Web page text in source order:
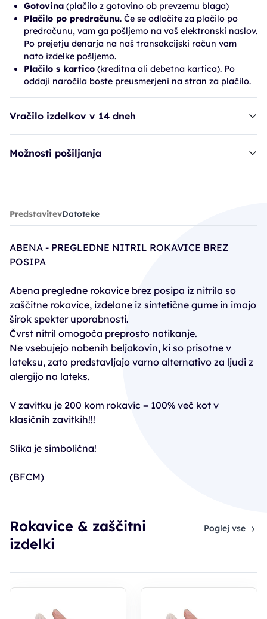
Gotovina (plačilo z gotovino ob prevzemu blaga)
Plačilo po predračunu. Če se odločite za plačilo po
predračunu, vam ga pošljemo na vaš elektronski naslov.
Po prejetju denarja na naš transakcijski račun vam
nato izdelke pošljemo.
Plačilo s kartico (kreditna ali debetna kartica). Po
oddaji naročila boste preusmerjeni na stran za plačilo.
Vračilo izdelkov v 14 dneh
Možnosti pošiljanja
rokavice ABE nitril, modre - XS (5-6) VP
10,42€
13,90€
PredstavitevDatoteke
ABENA - PREGLEDNE NITRIL ROKAVICE BREZ
POSIPA
Abena pregledne rokavice brez posipa iz nitrila so
zaščitne rokavice, izdelane iz sintetične gume in imajo
širok spekter uporabnosti.
Čvrst nitril omogoča preprosto natikanje.
Ne vsebujejo nobenih beljakovin, ki so prisotne v
lateksu, zato predstavljajo varno alternativo za ljudi z
alergijo na lateks.
V zavitku je 200 kom rokavic = 100% več kot v
klasičnih zavitkih!!!
Slika je simbolična!
(BFCM)
Rokavice & zaščitni
izdelki
Poglej vse